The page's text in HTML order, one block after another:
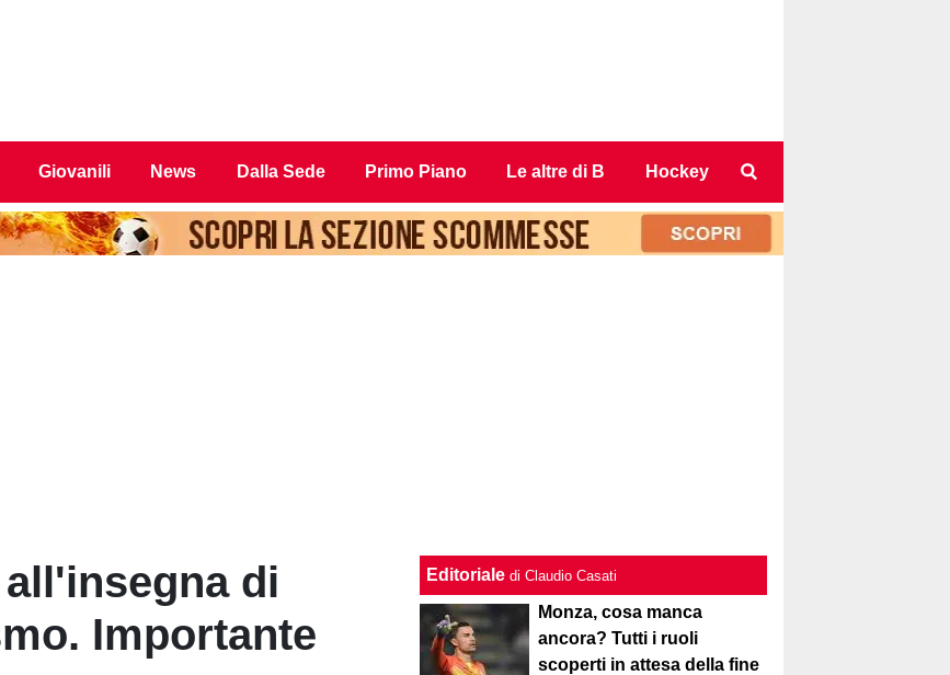
Giovanili News Dalla Sede Primo Piano Le altre di B Hockey
di
Importante
Editoriale di Claudio Casati
Monza, cosa manca
ancora? Tutti i ruoli
scoperti in attesa della fine